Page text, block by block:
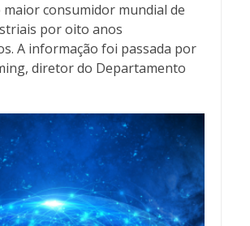
maior consumidor mundial de
por oito anos
A informação foi passada por
diretor do Departamento